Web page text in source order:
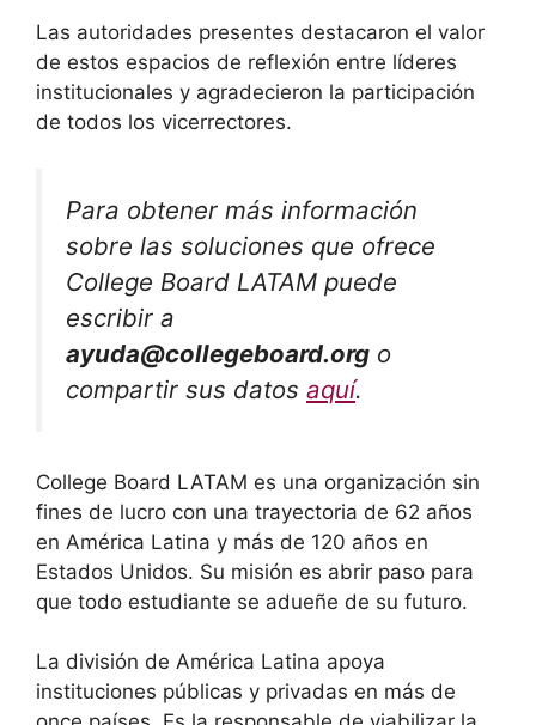
Las autoridades presentes destacaron el valor
de estos espacios de reflexión entre líderes
institucionales y agradecieron la participación
de todos los vicerrectores.
Para obtener más información
sobre las soluciones que ofrece
College Board LATAM puede
escribir a
ayuda@collegeboard.org o
compartir sus datos aquí.
College Board LATAM es una organización sin
fines de lucro con una trayectoria de 62 años
en América Latina y más de 120 años en
Estados Unidos. Su misión es abrir paso para
que todo estudiante se adueñe de su futuro.
La división de América Latina apoya
instituciones públicas y privadas en más de